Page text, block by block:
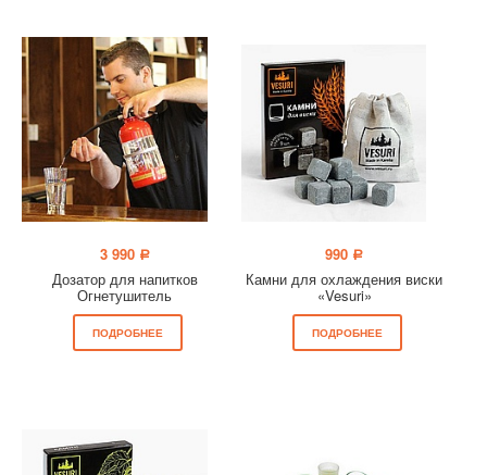
3 990 a
Дозатор для напитков
Огнетушитель
ПОДРОБНЕЕ
990 a
Камни для охлаждения виски
«Vesuri»
ПОДРОБНЕЕ